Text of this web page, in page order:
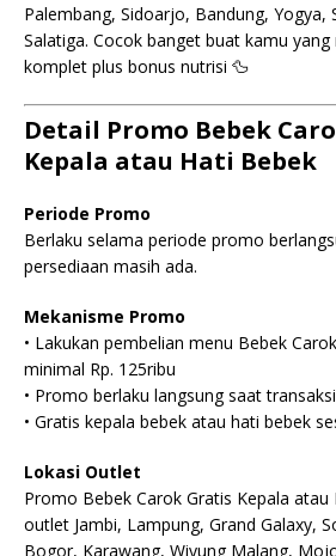
Palembang, Sidoarjo, Bandung, Yogya,
Salatiga. Cocok banget buat kamu
komplet plus bonus nutrisi 🦆
Detail Promo Bebek
Kepala atau Hati Bebek
Periode Promo
Berlaku selama periode promo
persediaan masih ada.
Mekanisme Promo
• Lakukan pembelian menu Bebek
minimal Rp. 125ribu
• Promo berlaku langsung saat
• Gratis kepala bebek atau hati bebek
Lokasi Outlet
Promo Bebek Carok Gratis Kepala atau
outlet Jambi, Lampung, Grand Galaxy,
Bogor, Karawang, Wiyung Malang,